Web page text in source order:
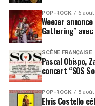
POP-ROCK 6 août
Weezer
Gathering”
SCÈNE FRANÇAISE
Pascal Obispo,
concert “SOS
POP-ROCK 5 août
Elvis Costello